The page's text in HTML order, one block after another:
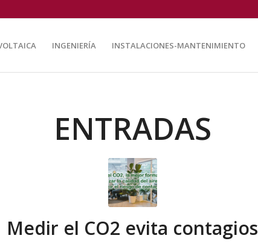
INGENIERÍA INSTALACIONES-MANTENIMIENTO
ENTRADAS
Medir el CO2 evita contagios